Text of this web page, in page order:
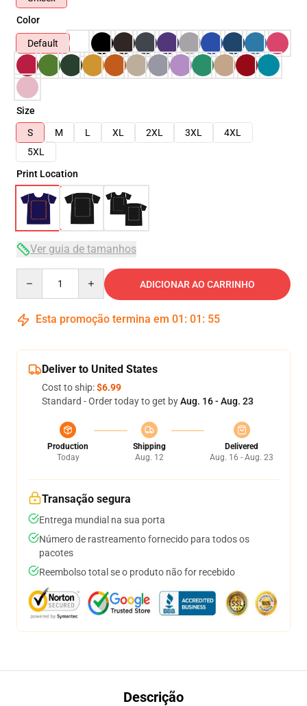
Color
Default
Size
S
M L XL 2XL 3XL
4XL
5XL
Print Location
Ver guia de tamanhos
ADICIONAR AO CARRINHO
Esta promoção termina em 01 : 01 : 54
Deliver to United States
Cost to ship:$6.99
Standard - Order today to get byAug. 16 - Aug. 23
Production
Today
Shipping
Aug. 12
Delivered
Aug. 16 - Aug. 23
Transação segura
Entrega mundial na sua porta
Número de rastreamento fornecido para todos os
pacotes
Reembolso total se o produto não for recebido
Descrição